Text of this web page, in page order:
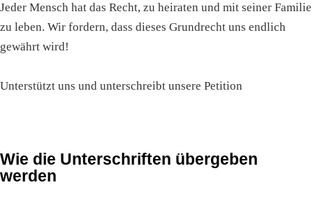
Jeder Mensch hat das Recht, zu heiraten und mit seiner Familie
zu leben. Wir fordern, dass dieses Grundrecht uns endlich
gewährt wird!
Unterstützt uns und unterschreibt unsere Petition
Wie die Unterschriften übergeben
werden